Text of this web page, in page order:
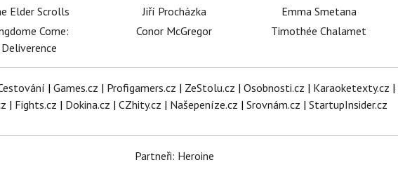
Elder Scrolls
Come:
Deliverence
Jiří Procházka
Conor McGregor
Emma Smetana
Timothée Chalamet
| Games.cz | Profigamers.cz | ZeStolu.cz | Osobnosti.cz | Karaoketexty.cz |
| Fights.cz | Dokina.cz | CZhity.cz | Našepeníze.cz | Srovnám.cz | StartupInsider.cz
Partneři: Heroine